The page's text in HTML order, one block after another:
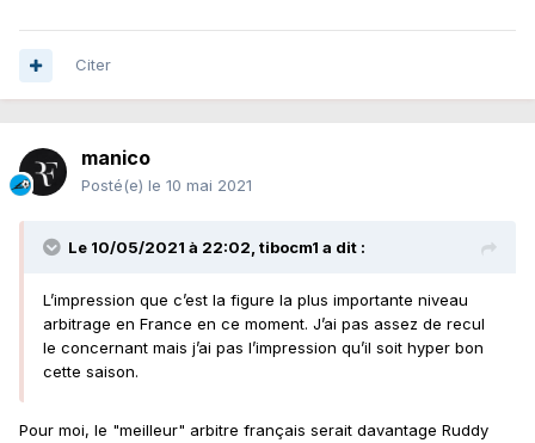
Citer
manico
Posté(e) le 10 mai 2021
Le 10/05/2021 à 22:02, tibocm1 a dit :
L’impression que c’est la figure la plus importante niveau
arbitrage en France en ce moment. J’ai pas assez de recul
le concernant mais j’ai pas l’impression qu’il soit hyper bon
cette saison.
Pour moi, le "meilleur" arbitre français serait davantage Ruddy